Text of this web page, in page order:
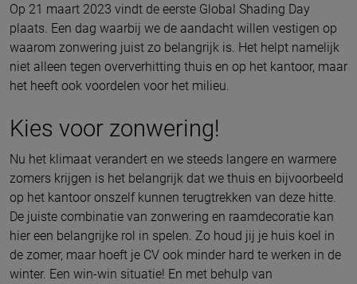
Op 21 maart 2023 vindt de eerste Global Shading Day
plaats. Een dag waarbij we de aandacht willen vestigen op
waarom zonwering juist zo belangrijk is. Het helpt namelijk
niet alleen tegen oververhitting thuis en op het kantoor, maar
het heeft ook voordelen voor het milieu.
Kies voor zonwering!
Nu het klimaat verandert en we steeds langere en warmere
zomers krijgen is het belangrijk dat we thuis en bijvoorbeeld
op het kantoor onszelf kunnen terugtrekken van deze hitte.
De juiste combinatie van zonwering en raamdecoratie kan
hier een belangrijke rol in spelen. Zo houd jij je huis koel in
de zomer, maar hoeft je CV ook minder hard te werken in de
winter. Een win-win situatie! En met behulp van